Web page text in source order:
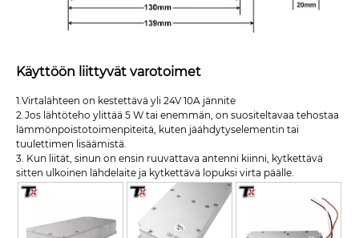
Käyttöön liittyvät varotoimet
1.Virtalähteen on kestettävä yli 24V 10A jännite
2.Jos lähtöteho ylittää 5 W tai enemmän, on suositeltavaa tehostaa
lämmönpoistotoimenpiteitä, kuten jäähdytyselementin tai
tuulettimen lisäämistä.
3. Kun liität, sinun on ensin ruuvattava antenni kiinni, kytkettävä
sitten ulkoinen lähdelaite ja kytkettävä lopuksi virta päälle.